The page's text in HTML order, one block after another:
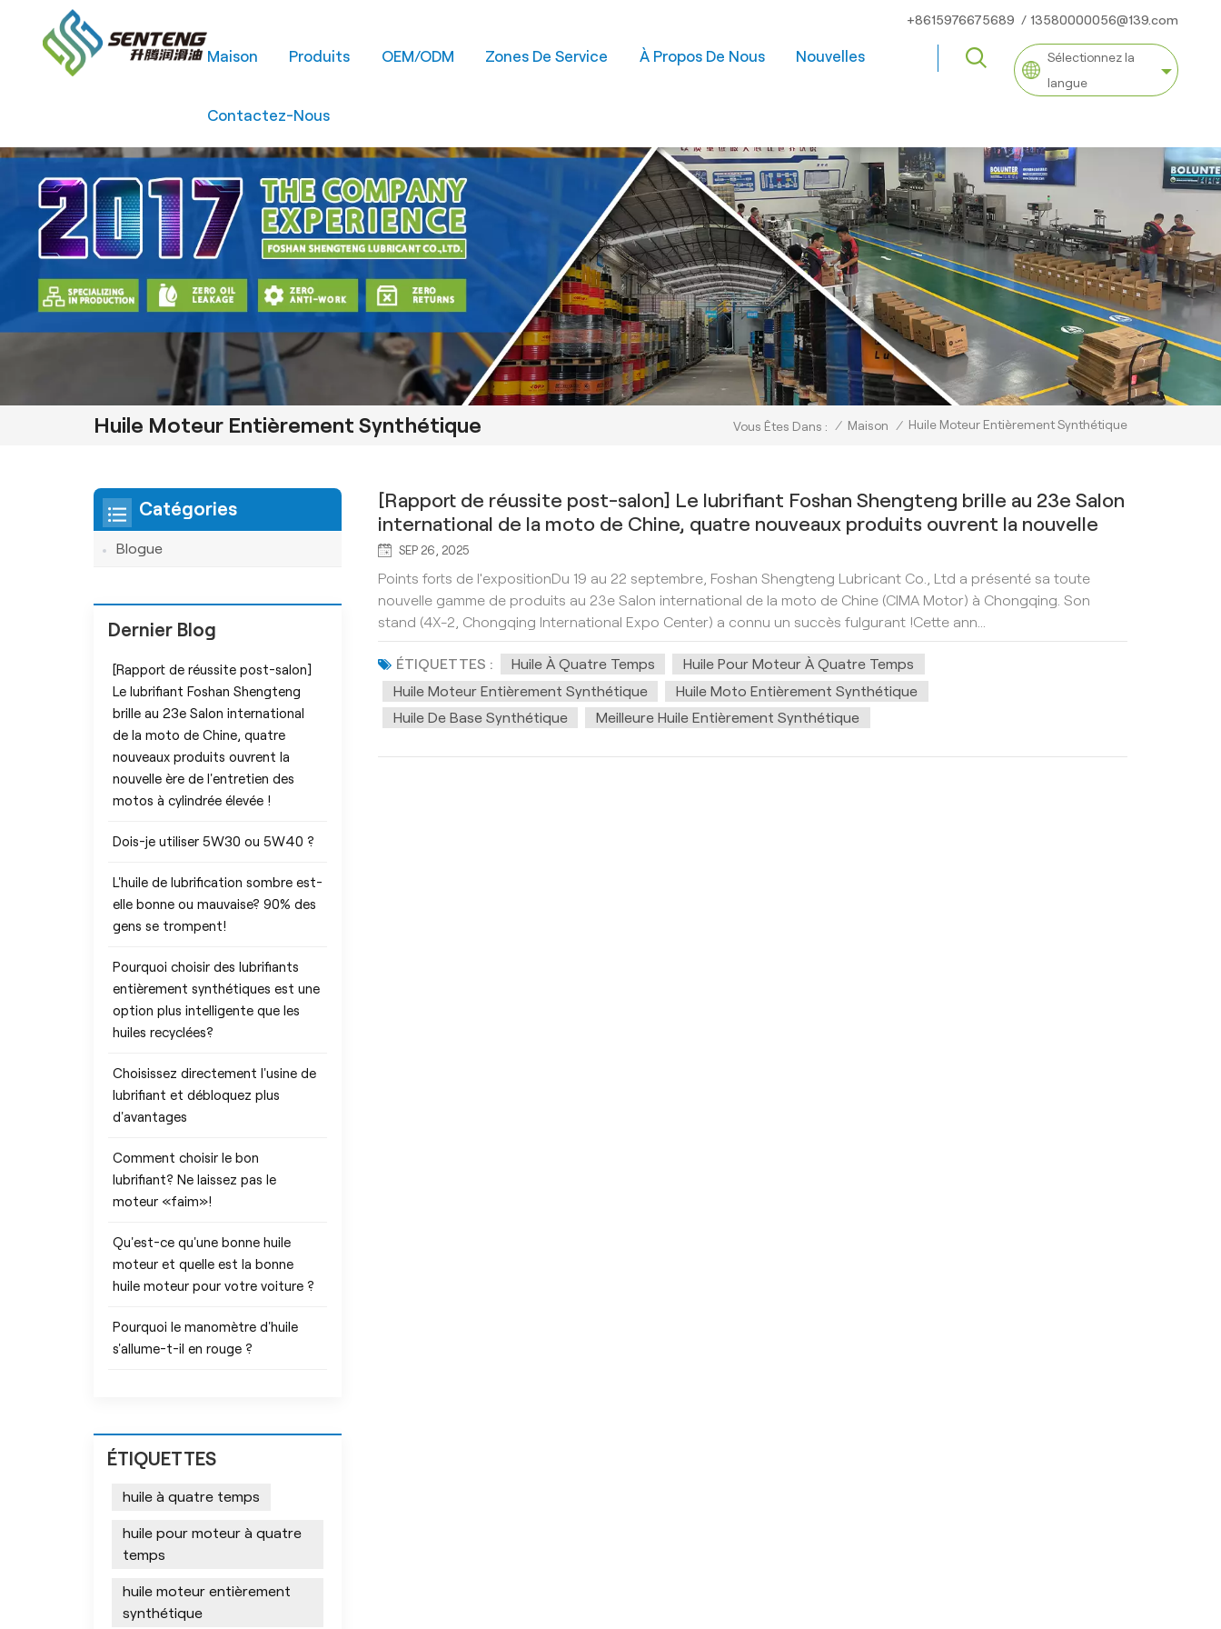
+8615976675689 / 13580000056@139.com
Maison Produits OEM/ODM Zones De Service À Propos De Nous Nouvelles
Contactez-Nous
Sélectionnez la
langue
Huile Moteur Entièrement Synthétique Vous Êtes Dans : / Maison / Huile Moteur Entièrement Synthétique
[Rapport de réussite post-salon] Le lubrifiant Foshan Shengteng brille au 23e Salon
international de la moto de Chine, quatre nouveaux produits ouvrent la nouvelle
ère de l'entretien des motos à cylindrée élevée !
SEP 26, 2025
Points forts de l'expositionDu 19 au 22 septembre, Foshan Shengteng Lubricant Co., Ltd a présenté sa toute
nouvelle gamme de produits au 23e Salon international de la moto de Chine (CIMA Motor) à Chongqing. Son
stand (4X-2, Chongqing International Expo Center) a connu un succès fulgurant !Cette ann...
ÉTIQUETTES : Huile À Quatre Temps
Huile Pour Moteur À Quatre Temps
Huile Moteur Entièrement Synthétique
Huile Moto Entièrement Synthétique
Huile De Base Synthétique
Meilleure Huile Entièrement Synthétique
Catégories
Blogue
Dernier Blog
[Rapport de réussite post-salon]
Le lubrifiant Foshan Shengteng
brille au 23e Salon international
de la moto de Chine, quatre
nouveaux produits ouvrent la
nouvelle ère de l'entretien des
motos à cylindrée élevée !
Dois-je utiliser 5W30 ou 5W40 ?
L'huile de lubrification sombre est-
elle bonne ou mauvaise? 90% des
gens se trompent!
Pourquoi choisir des lubrifiants
entièrement synthétiques est une
option plus intelligente que les
huiles recyclées?
Choisissez directement l'usine de
lubrifiant et débloquez plus
d'avantages
Comment choisir le bon
lubrifiant? Ne laissez pas le
moteur «faim»!
Qu'est-ce qu'une bonne huile
moteur et quelle est la bonne
huile moteur pour votre voiture ?
Pourquoi le manomètre d'huile
s'allume-t-il en rouge ?
ÉTIQUETTES
huile à quatre temps
huile pour moteur à quatre
temps
huile moteur entièrement
synthétique